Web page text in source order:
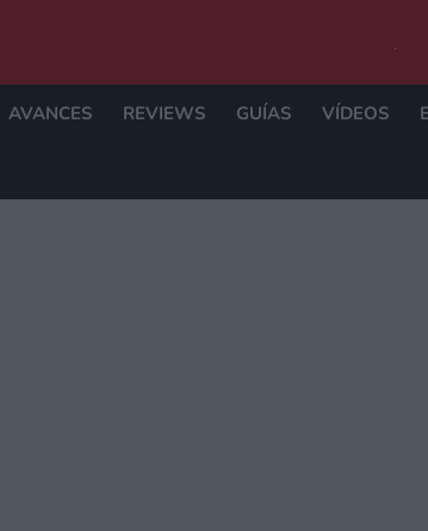
AVANCES REVIEWS GUÍAS VÍDEOS